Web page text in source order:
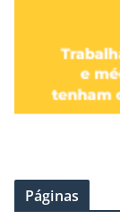
Páginas